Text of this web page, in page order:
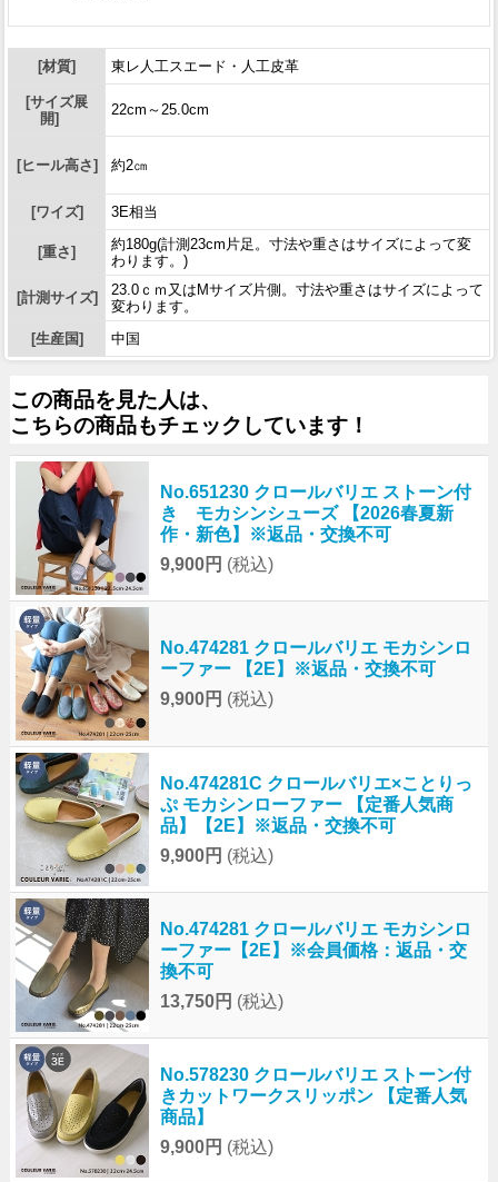
[材質] 東レ人工スエード・人工皮革
[サイズ展
開]
22cm～25.0cm
[ヒール高さ] 約2㎝
[ワイズ] 3E相当
[重さ]
約180g(計測23cm片足。寸法や重さはサイズによって変
わります。)
[計測サイズ]
23.0ｃｍ又はMサイズ片側。寸法や重さはサイズによって
変わります。
[生産国]
中国
この商品を見た人は、
こちらの商品もチェックしています！
No.651230 クロールバリエ ストーン付
き モカシンシューズ 【2026春夏新
作・新色】※返品・交換不可
9,900円 (税込)
No.474281 クロールバリエ モカシンロ
ーファー 【2E】※返品・交換不可
9,900円 (税込)
No.474281C クロールバリエ×ことりっ
ぷ モカシンローファー 【定番人気商
品】【2E】※返品・交換不可
9,900円 (税込)
No.474281 クロールバリエ モカシンロ
ーファー【2E】※会員価格：返品・交
換不可
13,750円 (税込)
No.578230 クロールバリエ ストーン付
きカットワークスリッポン 【定番人気
商品】
9,900円 (税込)